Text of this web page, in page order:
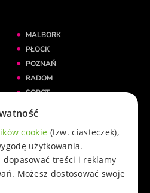
MALBORK
PŁOCK
POZNAŃ
RADOM
SOPOT
WARSZAWA
WROCŁAW
ŻNIN
cookie (tzw. ciasteczek),
użytkowania.
dopasować treści i reklamy
Możesz dostosować swoje